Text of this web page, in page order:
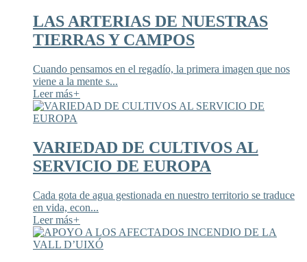
LAS ARTERIAS DE NUESTRAS
TIERRAS Y CAMPOS
Cuando pensamos en el regadío, la primera imagen que nos
viene a la mente s...
Leer más+
VARIEDAD DE CULTIVOS AL
SERVICIO DE EUROPA
Cada gota de agua gestionada en nuestro territorio se traduce
en vida, econ...
Leer más+